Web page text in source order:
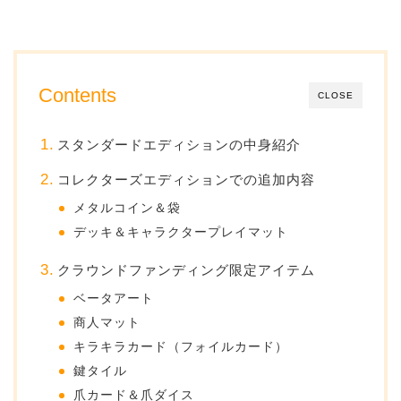
CLOSE
Contents
スタンダードエディションの中身紹介
コレクターズエディションでの追加内容
メタルコイン＆袋
デッキ＆キャラクタープレイマット
クラウンドファンディング限定アイテム
ベータアート
商人マット
キラキラカード（フォイルカード）
鍵タイル
爪カード＆爪ダイス